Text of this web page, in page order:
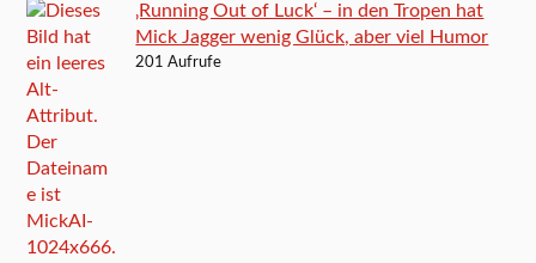
‚Running Out of Luck‘ – in den Tropen hat
Mick Jagger wenig Glück, aber viel Humor
201 Aufrufe